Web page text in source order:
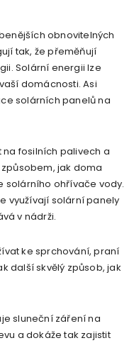
obnovitelných
tak, že přeměňují
Solární energii lze
domácnosti. Asi
solárních panelů na
fosilních palivech a
jak doma
solárního ohřívače vody.
využívají solární panely
v nádrži.
ke sprchování, praní
další skvělý způsob, jak
sluneční záření na
a dokáže tak zajistit